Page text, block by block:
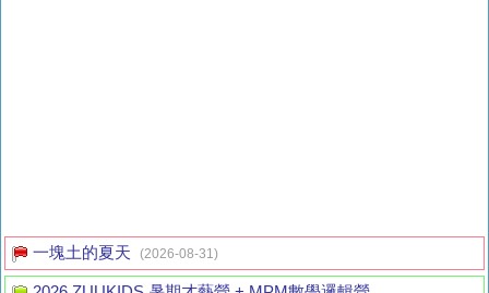
一塊土的夏天 (2026-08-31)